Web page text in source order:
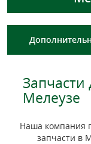
Запчасти
Мелеузе
Наша компания
запчасти в